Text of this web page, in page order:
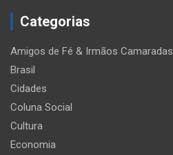
Categorias
Amigos de Fé & Irmãos Camaradas
Brasil
Cidades
Coluna Social
Cultura
Economia